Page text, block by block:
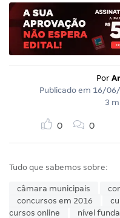
Por
Publicado em 16/
3
0 0
Tudo que sabemos sobre:
câmara municipais
concursos em 2016
cursos online
nível